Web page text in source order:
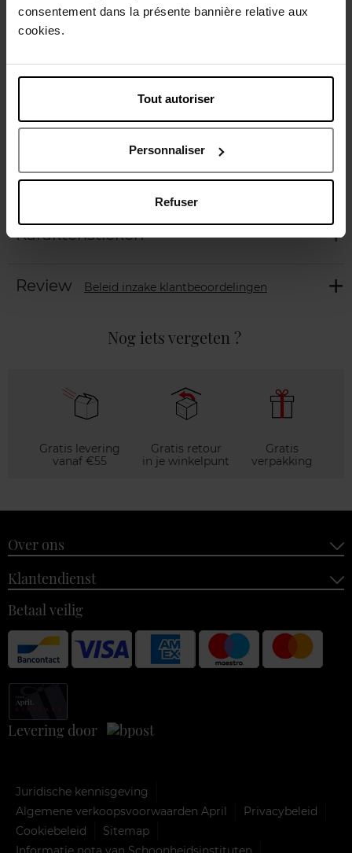
consentement dans la présente bannière relative aux
cookies.
Tout autoriser
Personnaliser
Refuser
Gratis levering bij aankoop van min. 55€
Gratis retour in je winkelpunt
Beschrijving
Karakteristieken
Review Beleid inzake klantbeoordelingen
Nog iets vergeten ?
Gratis levering
vanaf €55
Gratis retour
in je winkelpunt
Gratis
verpakking
Over ons
Klantendienst
Betaal veilig
Levering door
Juridische kennisgeving
Algemene verkoopsvoorwaarden April
Privacybeleid
Cookiebeleid
Sitemap